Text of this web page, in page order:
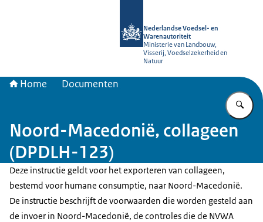
Nederlandse Voedsel- en
Warenautoriteit
Ministerie van Landbouw,
Visserij, Voedselzekerheid en
Natuur
Home Documenten
Noord-Macedonië, collageen
(DPDLH-123)
Deze instructie geldt voor het exporteren van collageen,
bestemd voor humane consumptie, naar Noord-Macedonië.
De instructie beschrijft de voorwaarden die worden gesteld aan
de invoer in Noord-Macedonië, de controles die de NVWA